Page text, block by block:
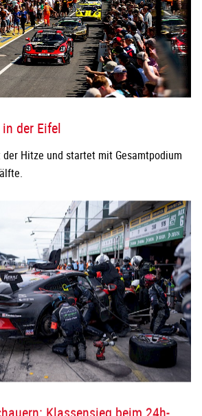
der Eifel
der Hitze und startet mit Gesamtpodium
Klassensieg beim 24h-